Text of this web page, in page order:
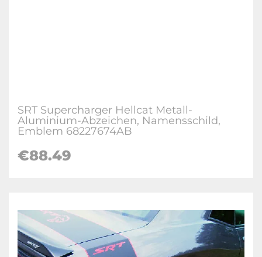
SRT Supercharger Hellcat Metall-
Aluminium-Abzeichen, Namensschild,
Emblem 68227674AB
€88.49